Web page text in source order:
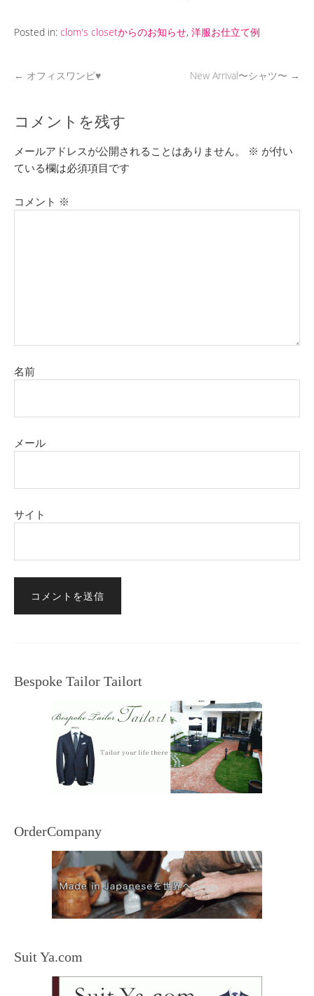
Posted in: clom's closetからのお知らせ, 洋服お仕立て例
← オフィスワンピ♥ New Arrival〜シャツ〜 →
コメントを残す
メールアドレスが公開されることはありません。 ※ が付い
ている欄は必須項目です
コメント ※
名前
メール
サイト
Bespoke Tailor Tailort
OrderCompany
Suit Ya.com